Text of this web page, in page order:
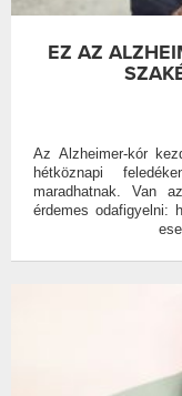
EZ AZ
Az Alzheimer-kór
hétköznapi
maradhatnak. Van
érdemes odafigyelni: